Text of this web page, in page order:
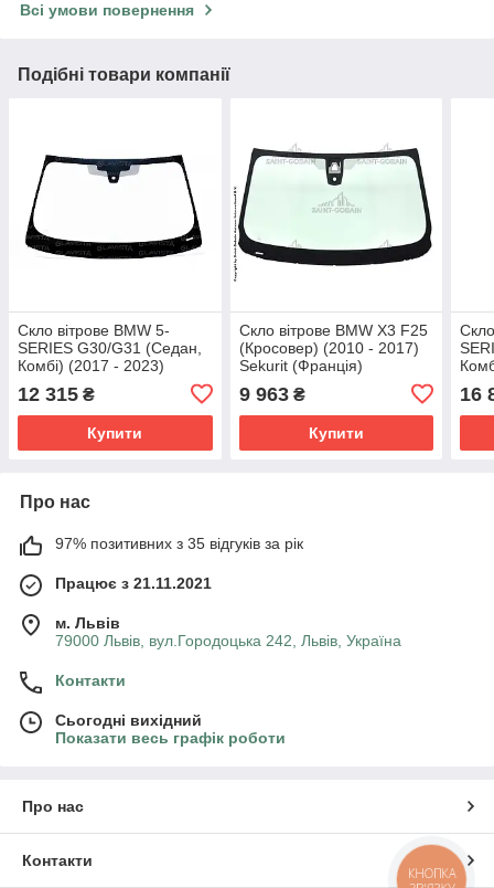
Всі умови повернення
Подібні товари компанії
Скло вітрове BMW 5-
SERIES G30/G31 (Седан,
Комбі) (2017 - 2023)
12 315 ₴
Купити
Скло вітрове BMW X3 F25
(Кросовер) (2010 - 2017)
Sekurit (Франція)
9 963₴
Купити
16
Про нас
97% позитивних з 35 відгуків за рік
Працює з 21.11.2021
м. Львів
79000 Львів, вул.Городоцька 242, Львів, Україна
Контакти
Сьогодні вихідний
Показати весь графік роботи
Про нас
Контакти
КНОПКА